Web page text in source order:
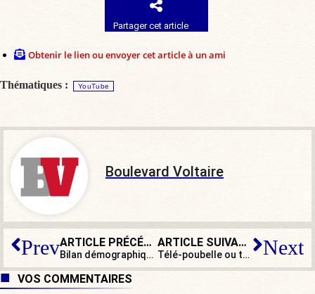
Partager cet article
Obtenir le lien ou envoyer cet article à un ami
Thématiques : YouTube
Boulevard Voltaire
Prev ARTICLE PRÉCÉDENT
Bilan démographique INSEE : la natalité au plus bas depuis 1946
ARTICLE SUIVANT
Télé-poubelle ou télé-vérité : que reproche-t-on à Cyril Hanouna ? Next
VOS COMMENTAIRES